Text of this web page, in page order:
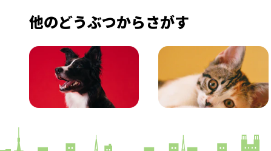
他のどうぶつからさがす